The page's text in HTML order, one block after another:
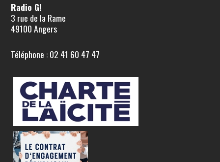
Radio G!
3 rue de la Rame
49100 Angers
Téléphone : 02 41 60 47 47